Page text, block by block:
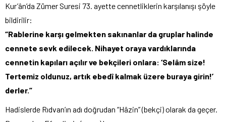
Kur’ân’da Zümer Suresi 73. ayette cennetliklerin karşılanışı şöyle
bildirilir:
“Rablerine karşı gelmekten sakınanlar da gruplar halinde
cennete sevk edilecek. Nihayet oraya vardıklarında
cennetin kapıları açılır ve bekçileri onlara: ‘Selâm size!
Tertemiz oldunuz, artık ebedî kalmak üzere buraya girin!’
derler.”
Hadislerde Rıdvan’ın adı doğrudan “Hâzin” (bekçi) olarak da geçer.